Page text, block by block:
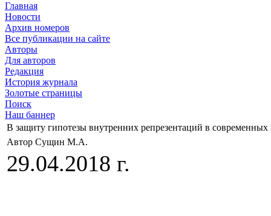
Главная
Новости
Архив номеров
Все публикации на сайте
Авторы
Для авторов
Редакция
История журнала
Золотые страницы
Поиск
Наш баннер
В защиту гипотезы внутренних репрезентаций в современных
Автор Сущин М.А.
29.04.2018 г.